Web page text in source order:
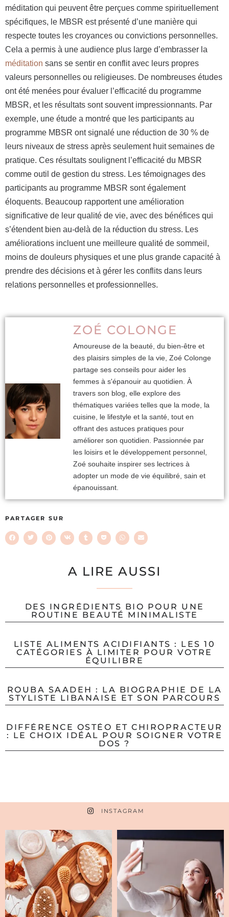
méditation qui peuvent être perçues comme spirituellement
spécifiques, le MBSR est présenté d’une manière qui
respecte toutes les croyances ou convictions personnelles.
Cela a permis à une audience plus large d’embrasser la
méditation sans se sentir en conflit avec leurs propres
valeurs personnelles ou religieuses. De nombreuses études
ont été menées pour évaluer l’efficacité du programme
MBSR, et les résultats sont souvent impressionnants. Par
exemple, une étude a montré que les participants au
programme MBSR ont signalé une réduction de 30 % de
leurs niveaux de stress après seulement huit semaines de
pratique. Ces résultats soulignent l’efficacité du MBSR
comme outil de gestion du stress. Les témoignages des
participants au programme MBSR sont également
éloquents. Beaucoup rapportent une amélioration
significative de leur qualité de vie, avec des bénéfices qui
s’étendent bien au-delà de la réduction du stress. Les
améliorations incluent une meilleure qualité de sommeil,
moins de douleurs physiques et une plus grande capacité à
prendre des décisions et à gérer les conflits dans leurs
relations personnelles et professionnelles.
ZOÉ COLONGE
Amoureuse de la beauté, du bien-être et
des plaisirs simples de la vie, Zoé Colonge
partage ses conseils pour aider les
femmes à s'épanouir au quotidien. À
travers son blog, elle explore des
thématiques variées telles que la mode, la
cuisine, le lifestyle et la santé, tout en
offrant des astuces pratiques pour
améliorer son quotidien. Passionnée par
les loisirs et le développement personnel,
Zoé souhaite inspirer ses lectrices à
adopter un mode de vie équilibré, sain et
épanouissant.
PARTAGER SUR
A LIRE AUSSI
DES INGRÉDIENTS BIO POUR UNE
ROUTINE BEAUTÉ MINIMALISTE
LISTE ALIMENTS ACIDIFIANTS : LES 10
CATÉGORIES À LIMITER POUR VOTRE
ÉQUILIBRE
ROUBA SAADEH : LA BIOGRAPHIE DE LA
STYLISTE LIBANAISE ET SON PARCOURS
DIFFÉRENCE OSTÉO ET CHIROPRACTEUR
: LE CHOIX IDÉAL POUR SOIGNER VOTRE
DOS ?
INSTAGRAM